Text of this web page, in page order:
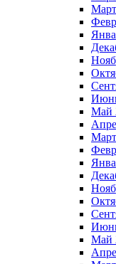
Май
Май